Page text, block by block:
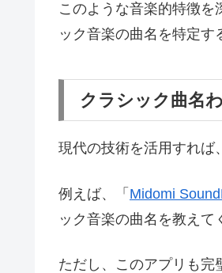
このような音楽的特徴
ック音楽の曲名を特定す
クラシック曲名
現代の技術を活用すれば
例えば、「 Midomi
ック音楽の曲名を教えて
ただし、このアプリも完